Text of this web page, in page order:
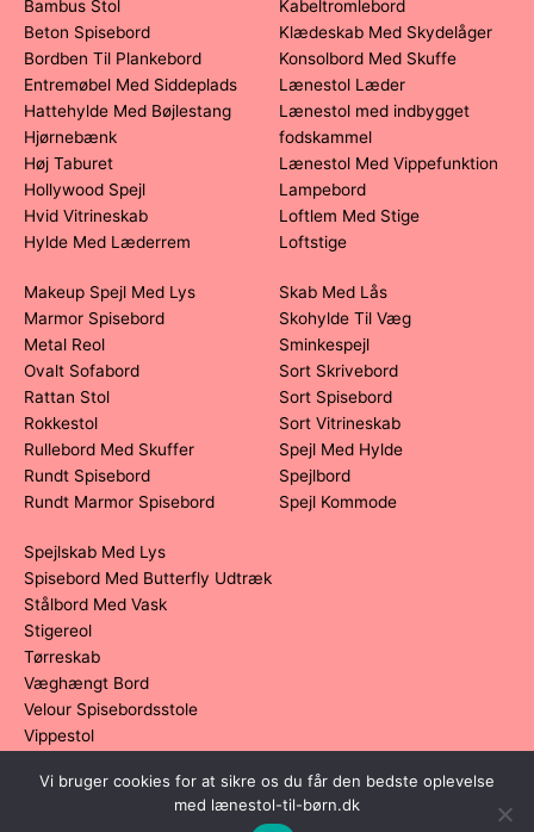
Bambus Stol
Beton Spisebord
Bordben Til Plankebord
Entremøbel Med Siddeplads
Hattehylde Med Bøjlestang
Hjørnebænk
Høj Taburet
Hollywood Spejl
Hvid Vitrineskab
Hylde Med Læderrem
Kabeltromlebord
Klædeskab Med Skydelåger
Konsolbord Med Skuffe
Lænestol Læder
Lænestol med indbygget
fodskammel
Lænestol Med Vippefunktion
Lampebord
Loftlem Med Stige
Loftstige
Makeup Spejl Med Lys
Marmor Spisebord
Metal Reol
Ovalt Sofabord
Rattan Stol
Rokkestol
Rullebord Med Skuffer
Rundt Spisebord
Rundt Marmor Spisebord
Skab Med Lås
Skohylde Til Væg
Sminkespejl
Sort Skrivebord
Sort Spisebord
Sort Vitrineskab
Spejl Med Hylde
Spejlbord
Spejl Kommode
Spejlskab Med Lys
Spisebord Med Butterfly Udtræk
Stålbord Med Vask
Stigereol
Tørreskab
Væghængt Bord
Velour Spisebordsstole
Vippestol
Dette medie ejes og drives af Tropic Traffic LLC-FZ | The Meydan
Hotel, Grandstand, 6th floor, Nad Al Sheba | Dubai | UAE
Vi bruger cookies for at sikre os du får den bedste oplevelse
med lænestol-til-børn.dk